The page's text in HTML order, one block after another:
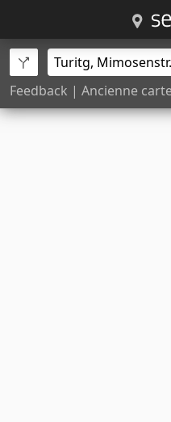
Feedback | Ancienne carte